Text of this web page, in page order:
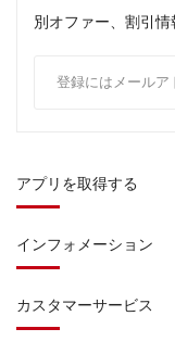
別オファー、割引情
アプリを取得する
インフォメーション
カスタマーサービス